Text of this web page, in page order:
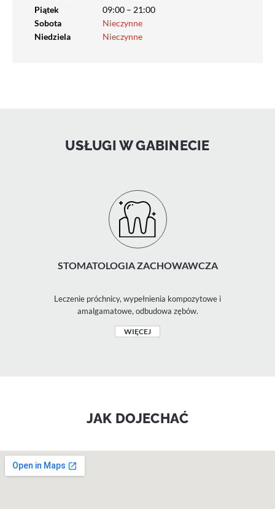
Piątek
09:00 – 21:00
Sobota
Nieczynne
Niedziela
Nieczynne
USŁUGI W GABINECIE
STOMATOLOGIA ZACHOWAWCZA
Leczenie próchnicy, wypełnienia kompozytowe i
amalgamatowe, odbudowa zębów.
WIĘCEJ
JAK DOJECHAĆ